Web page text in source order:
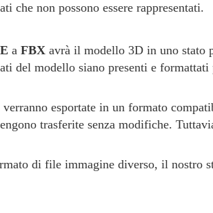
che non possono essere rappresentati.
a FBX avrà il modello 3D in uno stato
del modello siano presenti e
esportate in un formato
trasferite senza modifiche.
di file immagine diverso, il nostro